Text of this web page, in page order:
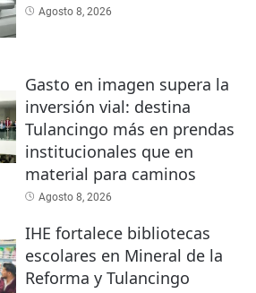
Agosto 8, 2026
Gasto en imagen supera la
inversión vial: destina
Tulancingo más en prendas
institucionales que en
material para caminos
Agosto 8, 2026
IHE fortalece bibliotecas
escolares en Mineral de la
Reforma y Tulancingo